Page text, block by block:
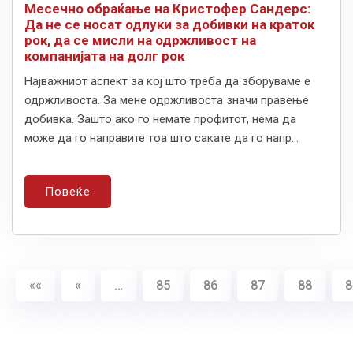
Месечно обраќање на Кристофер Сандерс:
Да не се носат одлуки за добивки на краток
рок, да се мисли на одржливост на
компанијата на долг рок
Најважниот аспект за кој што треба да зборуваме е
одржливоста. За мене одржливоста значи правење
добивка. Зашто ако го немате профитот, нема да
може да го направите тоа што сакате да го напр...
Повеќе
«« « … 85 86 87 88